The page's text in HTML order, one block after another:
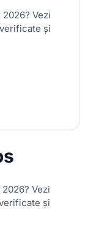
Vezi
și
Vezi
și